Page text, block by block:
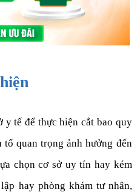
y tế để thực hiện cắt bao quy
quan trọng ảnh hưởng đến
chọn cơ sở uy tín hay kém
hay phòng khám tư nhân,